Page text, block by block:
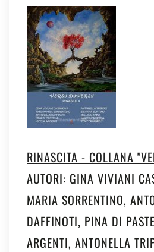
RINASCITA - COLLANA
AUTORI: GINA VIVIANI
MARIA SORRENTINO,
DAFFINOTI, PINA DI
ARGENTI, ANTONELLA